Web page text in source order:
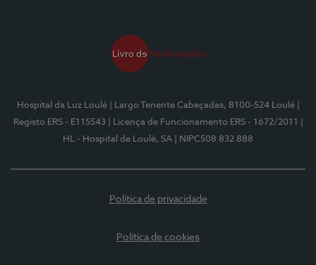
Hospital da Luz Loulé | Largo Tenente Cabeçadas, 8100-524 Loulé
Registo ERS - E115543
| Licença de Funcionamento ERS - 1672/2011
HL - Hospital de Loulé, SA
| NIPC508 832 888
Política de privacidade
Política de cookies